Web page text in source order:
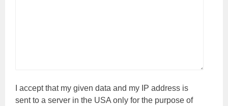
I accept that my given data and my IP address is
sent to a server in the USA only for the purpose of